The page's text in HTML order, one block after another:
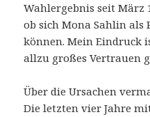
Wahlergebnis seit März
ob sich Mona Sahlin
können. Mein Eindruck
allzu großes Vertrauen
Über die Ursachen
Die letzten vier Jahre